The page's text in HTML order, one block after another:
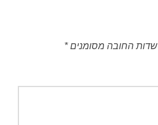
שדות החובה מסומנים*